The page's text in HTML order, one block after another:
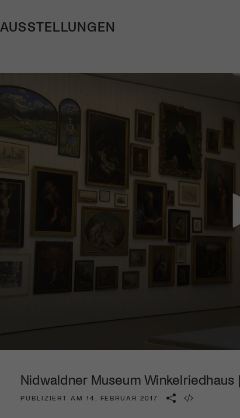
AUSSTELLUNGEN
Nidwaldner Museum
PUBLIZIERT AM 14. FEBRUAR 2017
Mach mit: «Be Part of the Art»!
Engagiere dich als Kulturliebhaber:in,
Kulturinstitution und unterstütze
Mit deiner Mitgliedschaft erhältst du